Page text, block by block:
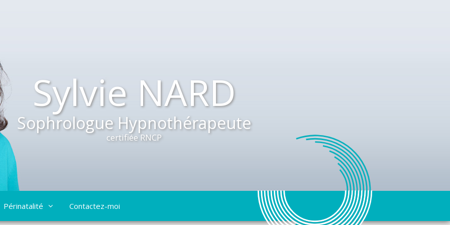
Sylvie NARD
Sophrologue Hypnothérapeute
certifiée RNCP
Périnatalité Contactez-moi